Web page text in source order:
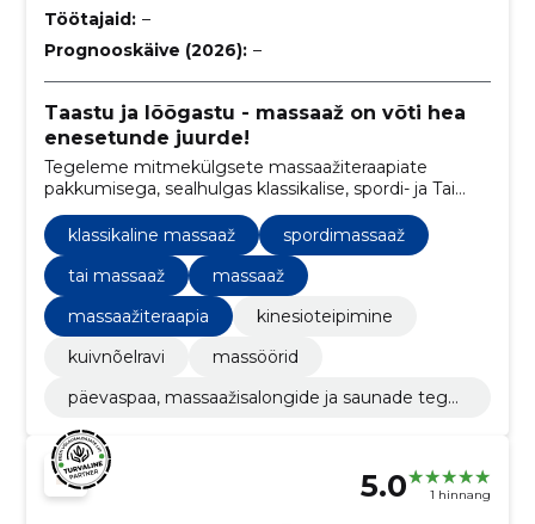
Töötajaid: –
Prognooskäive (2026): –
Taastu ja lõõgastu - massaaž on võti hea
enesetunde juurde!
Tegeleme mitmekülgsete massaažiteraapiate
pakkumisega, sealhulgas klassikalise, spordi- ja Tai
massaažiga, kinesioteipimisega ning kuivnõelraviga,
et aidata klientidel saavutada lõõgastust, tervenemist
ning üldist heaolu läbi individuaalse ja professionaalse
lähenemise
klassikaline massaaž
spordimassaaž
tai massaaž
massaaž
massaažiteraapia
kinesioteipimine
kuivnõelravi
massöörid
päevaspaa, massaažisalongide ja saunade tege
5.0 1 hinnang